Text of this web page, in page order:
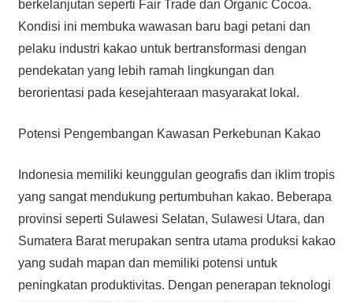
berkelanjutan seperti Fair Trade dan Organic Cocoa.
Kondisi ini membuka wawasan baru bagi petani dan
pelaku industri kakao untuk bertransformasi dengan
pendekatan yang lebih ramah lingkungan dan
berorientasi pada kesejahteraan masyarakat lokal.
Potensi Pengembangan Kawasan Perkebunan Kakao
Indonesia memiliki keunggulan geografis dan iklim tropis
yang sangat mendukung pertumbuhan kakao. Beberapa
provinsi seperti Sulawesi Selatan, Sulawesi Utara, dan
Sumatera Barat merupakan sentra utama produksi kakao
yang sudah mapan dan memiliki potensi untuk
peningkatan produktivitas. Dengan penerapan teknologi